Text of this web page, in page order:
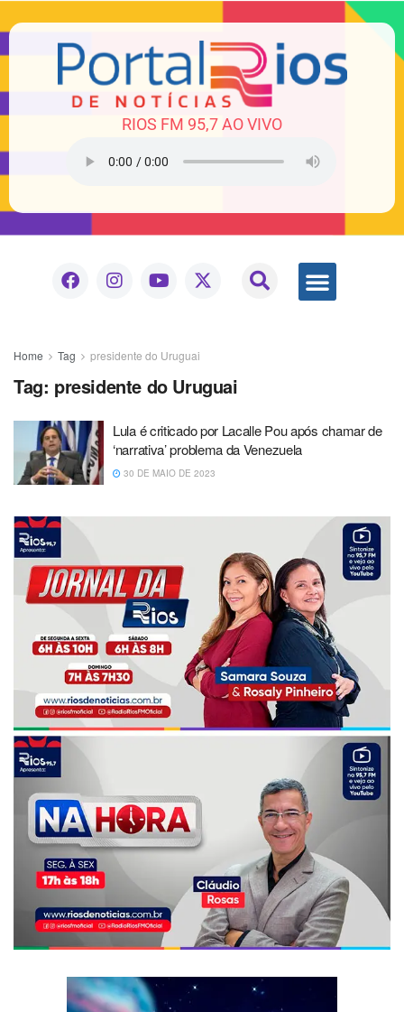
RIOS FM 95,7 AO VIVO
Home Tag presidente do Uruguai
Tag: presidente do Uruguai
Lula é criticado por Lacalle Pou após chamar de
‘narrativa’ problema da Venezuela
30 DE MAIO DE 2023